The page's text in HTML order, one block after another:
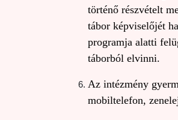
történő részvételt
tábor képviselőjét
programja alatti
táborból elvinni.
Az intézmény
mobiltelefon,